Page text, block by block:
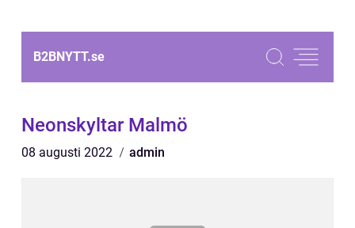
B2BNYTT.se
Neonskyltar Malmö
08 augusti 2022 admin